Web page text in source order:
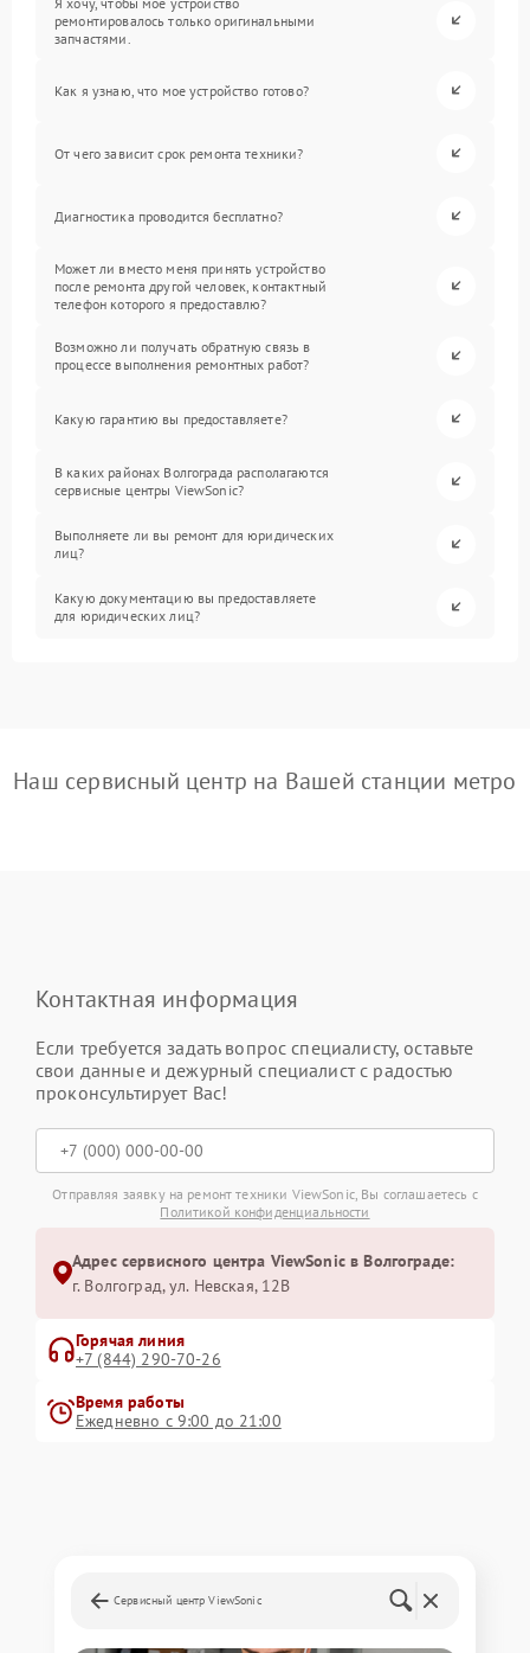
ремонтировалось только оригинальными
запчастями.
Как я узнаю, что мое устройство готово?
От чего зависит срок ремонта техники?
Диагностика проводится бесплатно?
Может ли вместо меня принять устройство
после ремонта другой человек, контактный
телефон которого я предоставлю?
Возможно ли получать обратную связь в
процессе выполнения ремонтных работ?
Какую гарантию вы предоставляете?
В каких районах Волгограда располагаются
сервисные центры ViewSonic?
Выполняете ли вы ремонт для юридических
лиц?
Какую документацию вы предоставляете
для юридических лиц?
Наш сервисный центр на Вашей станции метро
Контактная информация
Если требуется задать вопрос специалисту, оставьте
свои данные и дежурный специалист с радостью
проконсультирует Вас!
Отправляя заявку на ремонт техники ViewSonic, Вы соглашаетесь с
Политикой конфиденциальности
Адрес сервисного центра ViewSonic в Волгограде:
г. Волгоград, ул. Невская, 12В
Горячая линия
+7 (844) 290-70-26
Время работы
Ежедневно с 9:00 до 21:00
Сервисный центр ViewSonic